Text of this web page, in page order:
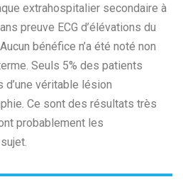
extrahospitalier secondaire à
preuve ECG d’élévations du
bénéfice n’a été noté non
Seuls 5% des patients
véritable lésion
Ce sont des résultats très
probablement les